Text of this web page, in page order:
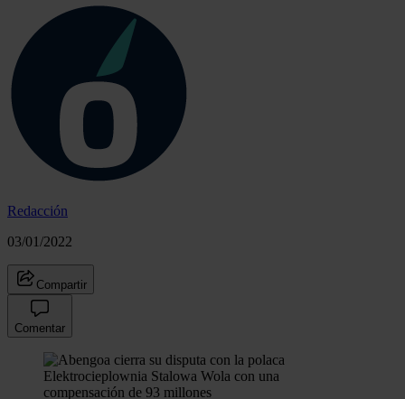
Redacción
03/01/2022
Compartir
Comentar